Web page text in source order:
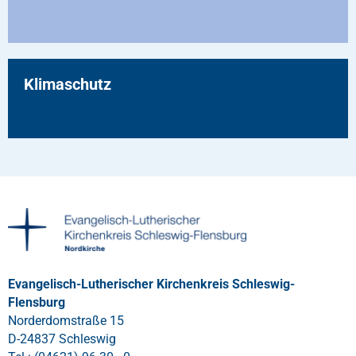
Klimaschutz
Evangelisch-Lutherischer Kirchenkreis Schleswig-
Flensburg
Norderdomstraße 15
D-24837 Schleswig